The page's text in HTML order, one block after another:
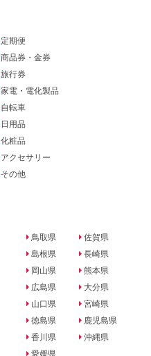
定期便
商品券・金券
旅行券
家電・電化製品
自転車
日用品
化粧品
アクセサリー
その他
鳥取県
島根県
岡山県
広島県
山口県
徳島県
香川県
愛媛県
佐賀県
長崎県
熊本県
大分県
宮崎県
鹿児島県
沖縄県